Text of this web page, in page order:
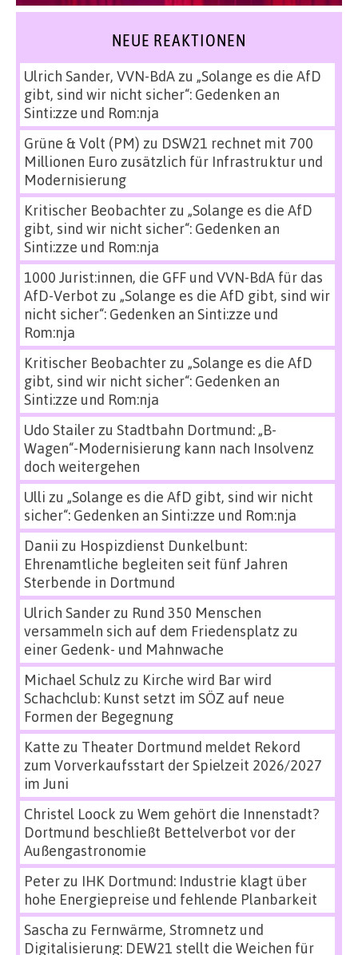
NEUE REAKTIONEN
Ulrich Sander, VVN-BdAzu „Solange es die AfD
gibt, sind wir nicht sicher“: Gedenken an
Sinti:zze und Rom:nja
Grüne & Volt (PM) zu DSW21 rechnet mit 700
Millionen Euro zusätzlich für Infrastruktur und
Modernisierung
Kritischer Beobachterzu „Solange es die AfD
gibt, sind wir nicht sicher“: Gedenken an
Sinti:zze und Rom:nja
1000 Jurist:innen, die GFF und VVN-BdA für das
AfD-Verbot zu „Solange es die AfD gibt, sind wir
nicht sicher“: Gedenken an Sinti:zze und
Rom:nja
Kritischer Beobachterzu „Solange es die AfD
gibt, sind wir nicht sicher“: Gedenken an
Sinti:zze und Rom:nja
Udo Stailerzu Stadtbahn Dortmund: „B-
Wagen“-Modernisierung kann nach Insolvenz
doch weitergehen
Ulli zu „Solange es die AfD gibt, sind wir nicht
sicher“: Gedenken an Sinti:zze und Rom:nja
Danii zu Hospizdienst Dunkelbunt:
Ehrenamtliche begleiten seit fünf Jahren
Sterbende in Dortmund
Ulrich Sanderzu Rund 350 Menschen
versammeln sich auf dem Friedensplatz zu
einer Gedenk- und Mahnwache
Michael Schulz zu Kirche wird Bar wird
Schachclub: Kunst setzt im SÖZ auf neue
Formen der Begegnung
Katte zu Theater Dortmund meldet Rekord
zum Vorverkaufsstart der Spielzeit 2026/2027
im Juni
Christel Loock zu Wem gehört die Innenstadt?
Dortmund beschließt Bettelverbot vor der
Außengastronomie
Peterzu IHK Dortmund: Industrie klagt über
hohe Energiepreise und fehlende Planbarkeit
Sascha zu Fernwärme, Stromnetz und
Digitalisierung: DEW21 stellt die Weichen für